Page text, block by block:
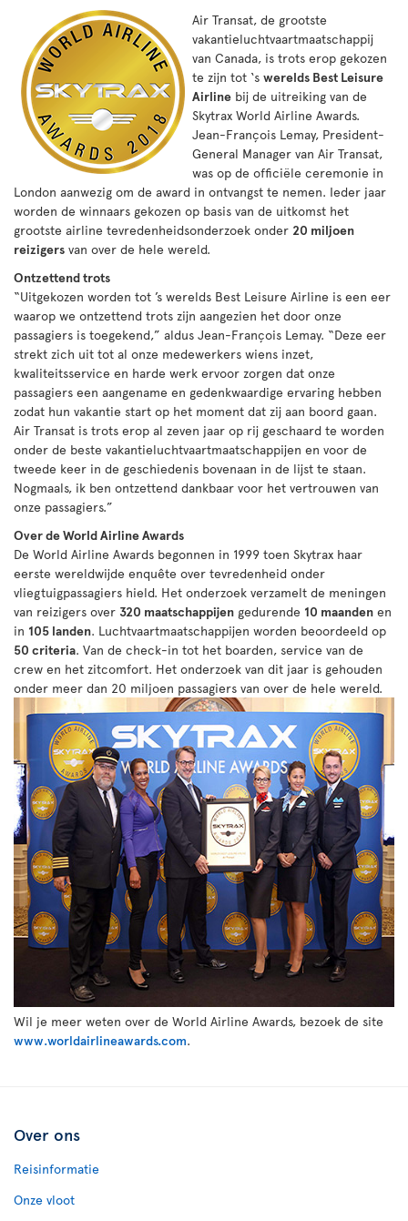
Air Transat, de grootste
vakantieluchtvaartmaatschappij
van Canada, is trots erop gekozen
te zijn tot ‘s werelds Best Leisure
Airline bij de uitreiking van de
Skytrax World Airline Awards.
Jean-François Lemay, President-
General Manager van Air Transat,
was op de officiële ceremonie in
London aanwezig om de award in ontvangst te nemen. Ieder jaar
worden de winnaars gekozen op basis van de uitkomst het
grootste airline tevredenheidsonderzoek onder 20 miljoen
reizigers van over de hele wereld.
Ontzettend trots
“Uitgekozen worden tot ’s werelds Best Leisure Airline is een eer
waarop we ontzettend trots zijn aangezien het door onze
passagiers is toegekend,” aldus Jean-François Lemay. “Deze eer
strekt zich uit tot al onze medewerkers wiens inzet,
kwaliteitsservice en harde werk ervoor zorgen dat onze
passagiers een aangename en gedenkwaardige ervaring hebben
zodat hun vakantie start op het moment dat zij aan boord gaan.
Air Transat is trots erop al zeven jaar op rij geschaard te worden
onder de beste vakantieluchtvaartmaatschappijen en voor de
tweede keer in de geschiedenis bovenaan in de lijst te staan.
Nogmaals, ik ben ontzettend dankbaar voor het vertrouwen van
onze passagiers.”
Over de World Airline Awards
De World Airline Awards begonnen in 1999 toen Skytrax haar
eerste wereldwijde enquête over tevredenheid onder
vliegtuigpassagiers hield. Het onderzoek verzamelt de meningen
van reizigers over 320 maatschappijen gedurende 10 maanden en
in 105 landen. Luchtvaartmaatschappijen worden beoordeeld op
50 criteria. Van de check-in tot het boarden, service van de
crew en het zitcomfort. Het onderzoek van dit jaar is gehouden
onder meer dan 20 miljoen passagiers van over de hele wereld.
Wil je meer weten over de World Airline Awards, bezoek de site
www.worldairlineawards.com.
Over ons
Reisinformatie
Onze vloot